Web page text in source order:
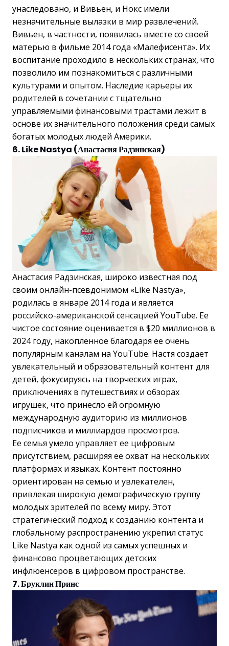
унаследовано, и Вивьен, и Нокс имели
незначительные вылазки в мир развлечений.
Вивьен, в частности, появилась вместе со своей
матерью в фильме 2014 года «Малефисента». Их
воспитание проходило в нескольких странах, что
позволило им познакомиться с различными
культурами и опытом. Наследие карьеры их
родителей в сочетании с тщательно
управляемыми финансовыми трастами лежит в
основе их значительного положения среди самых
богатых молодых людей Америки.
6. Like Nastya (Анастасия Радзинская)
Анастасия Радзинская, широко известная под
своим онлайн-псевдонимом «Like Nastya»,
родилась в январе 2014 года и является
российско-американской сенсацией YouTube. Ее
чистое состояние оценивается в $20 миллионов в
2024 году, накопленное благодаря ее очень
популярным каналам на YouTube. Настя создает
увлекательный и образовательный контент для
детей, фокусируясь на творческих играх,
приключениях в путешествиях и обзорах
игрушек, что принесло ей огромную
международную аудиторию из миллионов
подписчиков и миллиардов просмотров.
Ее семья умело управляет ее цифровым
присутствием, расширяя ее охват на нескольких
платформах и языках. Контент постоянно
ориентирован на семью и увлекателен,
привлекая широкую демографическую группу
молодых зрителей по всему миру. Этот
стратегический подход к созданию контента и
глобальному распространению укрепил статус
Like Nastya как одной из самых успешных и
финансово процветающих детских
инфлюенсеров в цифровом пространстве.
7. Бруклин Принс